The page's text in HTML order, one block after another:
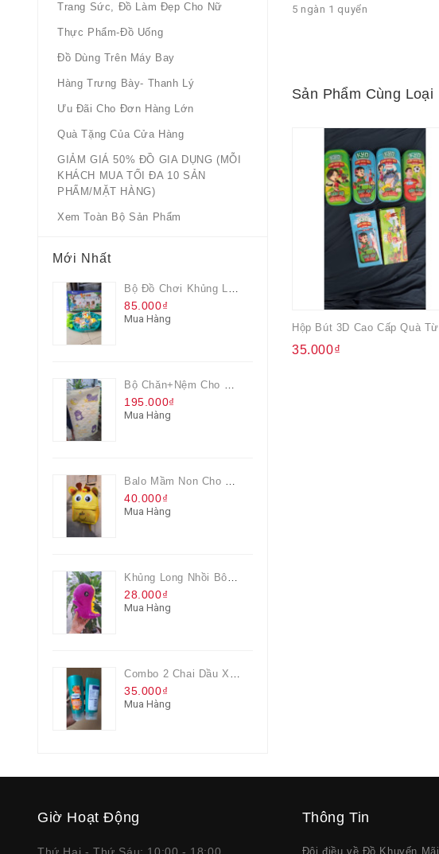
Trang Sức, Đồ Làm Đẹp Cho Nữ
Thực Phẩm-Đồ Uống
Đồ Dùng Trên Máy Bay
Hàng Trưng Bày- Thanh Lý
Ưu Đãi Cho Đơn Hàng Lớn
Quà Tặng Của Cửa Hàng
GIẢM GIÁ 50% ĐỒ GIA DỤNG (MỖI
KHÁCH MUA TỐI ĐA 10 SẢN
PHẨM/MẶT HÀNG)
Xem Toàn Bộ Sản Phẩm
Mới Nhất
Bộ Đồ Chơi Khủng Long Đại Chiến
85.000₫
Mua Hàng
Bộ Chăn+nệm Cho Bé Everon Quà Từ Pediasure
195.000₫
Mua Hàng
Balo Mầm Non Cho Bé Grow Màu Vàng
40.000₫
Mua Hàng
Khủng Long Nhồi Bông Cho Bé Chơi Màu Tím
28.000₫
Mua Hàng
Combo 2 Chai Dầu Xả Rejoice 3IN1 Siêu Mềm Mượt Chai 60ML
35.000₫
Mua Hàng
5 ngàn 1 quyển
Sản Phẩm Cùng Loại
35.000₫
Giờ Hoạt Động Thông Tin
Đôi điều về Đồ Khuyến Mãi